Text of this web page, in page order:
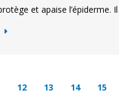
et apaise
12 13 14 15